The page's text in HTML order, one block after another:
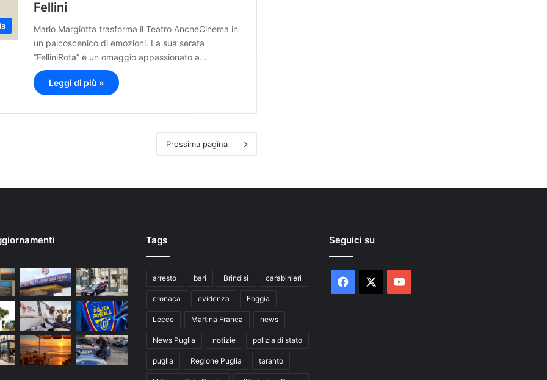
Fellini
Mario Margiotta trasforma il Teatro AncheCinema in
un palcoscenico di emozioni. La sua serata
“FelliniRota” è un omaggio appassionato a…
Leggi di più »
Prossima pagina
Tags
arresto bari Brindisi carabinieri
cronaca evidenza Foggia
Lecce Martina Franca news
News Puglia notizie polizia di stato
puglia Regione Puglia taranto
Seguici su
Facebook